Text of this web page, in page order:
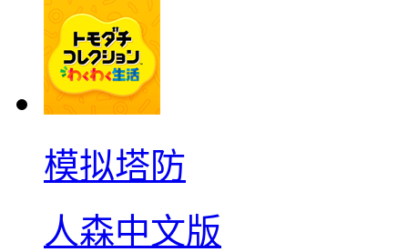
模拟塔防
人森中文版